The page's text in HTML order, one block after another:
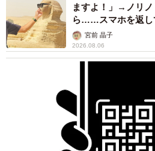
ますよ！」→ノリ
ら……スマホを返
カモ代表かも」「私
宮前 晶子
2026.08.06